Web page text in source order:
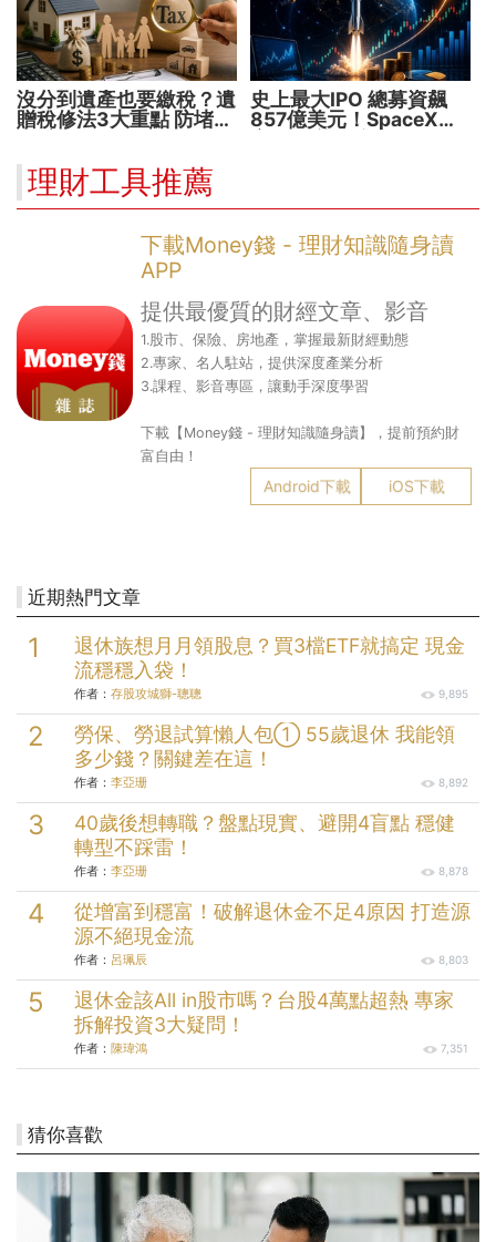
沒分到遺產也要繳稅？遺
贈稅修法3大重點 防堵惡
史上最大IPO 總募資飆
857億美元！SpaceX升
理財工具推薦
下載Money錢 - 理財知識隨身讀
APP
提供最優質的財經文章、影音
1.股市、保險、房地產，掌握最新財經動態
2.專家、名人駐站，提供深度產業分析
3.課程、影音專區，讓動手深度學習
下載【Money錢 - 理財知識隨身讀】，提前預約財
富自由！
Android下載 iOS下載
近期熱門文章
退休族想月月領股息？買3檔ETF就搞定 現金
流穩穩入袋！
作者： 存股攻城獅-聰聰 9,895
勞保、勞退試算懶人包① 55歲退休 我能領
多少錢？關鍵差在這！
作者： 李亞珊 8,892
40歲後想轉職？盤點現實、避開4盲點 穩健
轉型不踩雷！
作者： 李亞珊 8,878
從增富到穩富！破解退休金不足4原因 打造源
源不絕現金流
作者： 呂珮辰 8,803
退休金該All in股市嗎？台股4萬點超熱 專家
拆解投資3大疑問！
作者： 陳瑋鴻 7,351
猜你喜歡